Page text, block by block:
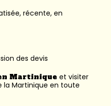
récente, en
des devis
Martinique et visiter
la Martinique en toute